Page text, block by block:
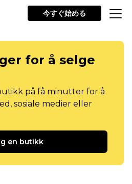
今すぐ始める
for å selge
på få minutter for å
sosiale medier eller
en butikk